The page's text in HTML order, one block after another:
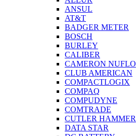
ANSUL
AT&T
BADGER METER
BOSCH
BURLEY
CALIBER
CAMERON NUFLO
CLUB AMERICAN
COMPACTLOGIX
COMPAQ
COMPUDYNE
COMTRADE
CUTLER HAMMER
DATA STAR